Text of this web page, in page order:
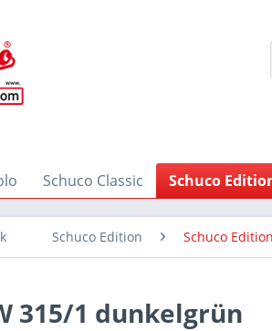
Schuco Classic Schuco
Schuco Edition Schuco
315/1 dunkelgrün